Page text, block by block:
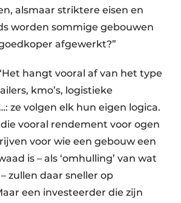
alsmaar striktere eisen en
worden sommige gebouwen
afgewerkt?”
hangt vooral af van het type
kmo’s, logistieke
ze volgen elk hun eigen logica.
vooral rendement voor ogen
voor wie een gebouw een
is – als ‘omhulling’ van wat
zullen daar sneller op
een investeerder die zijn